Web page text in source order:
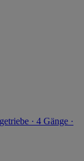
· 4 Gänge ·